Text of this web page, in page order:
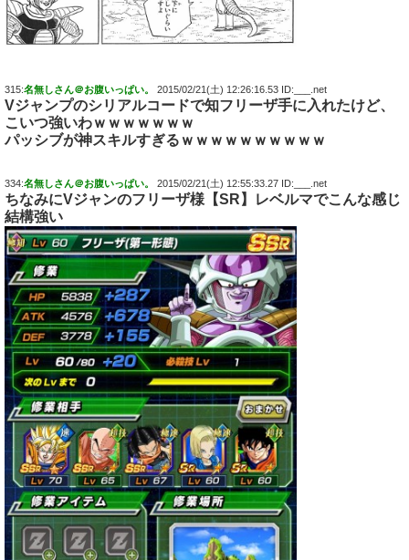
315:名無しさん＠お腹いっぱい。 2015/02/21(土) 12:26:16.53 ID:___.net
Vジャンプのシリアルコードで知フリーザ手に入れたけど、
こいつ強いわｗｗｗｗｗｗｗ
パッシブが神スキルすぎるｗｗｗｗｗｗｗｗｗｗ
334:名無しさん＠お腹いっぱい。 2015/02/21(土) 12:55:33.27 ID:___.net
ちなみにVジャンのフリーザ様【SR】レベルマでこんな感じ
結構強い